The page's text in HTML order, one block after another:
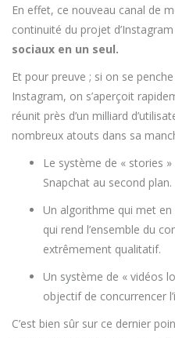
En effet, ce nouveau canal de
continuité du projet d’Instagram
sociaux en un seul.
Et pour preuve ; si on se
Instagram, on s’aperçoit
réunit près d’un milliard
nombreux atouts dans sa
Le système de « stories
Snapchat au second plan.
Un algorithme qui met
qui rend l’ensemble du
extrêmement qualitatif.
Un système de « vidéos
objectif de concurrencer
C’est bien sûr sur ce dernier